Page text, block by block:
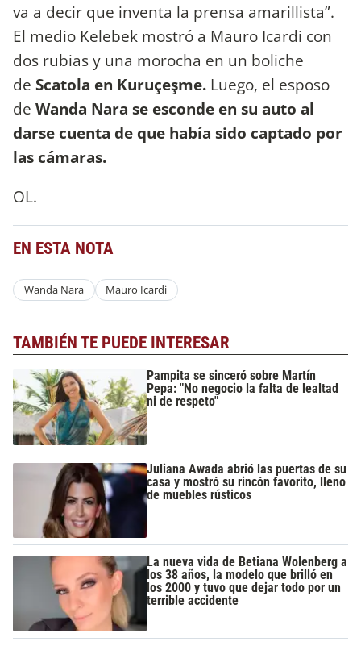
va a decir que inventa la prensa amarillista”.
El medio Kelebek mostró a Mauro Icardi con
dos rubias y una morocha en un boliche
de Scatola en Kuruçeşme. Luego, el esposo
de Wanda Nara se esconde en su auto al
darse cuenta de que había sido captado por
las cámaras.
OL.
EN ESTA NOTA
Wanda Nara Mauro Icardi
TAMBIÉN TE PUEDE INTERESAR
Pampita se sinceró sobre Martín
Pepa: "No negocio la falta de lealtad
ni de respeto"
Juliana Awada abrió las puertas de su
casa y mostró su rincón favorito, lleno
de muebles rústicos
La nueva vida de Betiana Wolenberg a
los 38 años, la modelo que brilló en
los 2000 y tuvo que dejar todo por un
terrible accidente